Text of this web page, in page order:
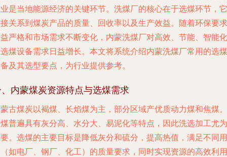
是当地能源经济的关键环节。洗煤厂的核心在于选煤环节，它
关系到煤炭产品的质量、回收率以及生产效益。随着环保要求
严格和市场需求不断变化，内蒙洗煤厂对高效、节能、智能化
煤设备需求日益增长。本文将系统介绍内蒙洗煤厂常用的选煤
及其选型要点，为行业提供参考。
内蒙煤炭资源特点与选煤需求
古煤炭以褐煤、长焰煤为主，部分区域产优质动力煤和焦煤。
普遍具有灰分高、水分大、易泥化等特点，因此洗选加工尤为
。选煤的主要目标是降低灰分和硫分，提高热值，满足不同用
如电厂、钢厂、化工）的质量要求，同时实现资源的高效利用